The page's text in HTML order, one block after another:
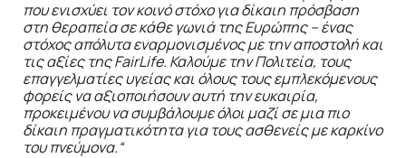
που ενισχύει τον κοινό στόχο για δίκαιη πρόσβαση
στη θεραπεία σε κάθε γωνιά της Ευρώπης – ένας
στόχος απόλυτα εναρμονισμένος με την αποστολή και
τις αξίες τηςFairLife. Καλούμε την Πολιτεία, τους
επαγγελματίες υγείας και όλους τους εμπλεκόμενους
φορείς να αξιοποιήσουν αυτή την ευκαιρία,
προκειμένου να συμβάλουμε όλοι μαζί σε μια πιο
δίκαιη πραγματικότητα για τους ασθενείς με καρκίνο
του πνεύμονα.“